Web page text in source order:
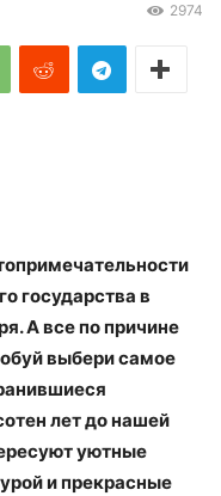
2974
государства в
А все по причине
выбери самое
лет до нашей
уютные
и прекрасные